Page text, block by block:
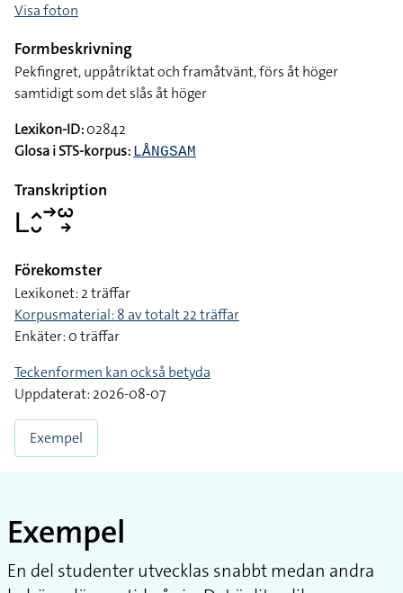
Visa foton
Formbeskrivning
Pekfingret, uppåtriktat och framåtvänt, förs åt höger
samtidigt som det slås åt höger
Lexikon-ID:02842
Glosa i STS-korpus: LÅNGSAM
Transkription
􌥈􌤵􌤷􌥣􌥱􌥽
Förekomster
Lexikonet: 2 träffar
Korpusmaterial: 8 av totalt 22 träffar
Enkäter: 0 träffar
Teckenformen kan också betyda
Uppdaterat: 2026-08-07
Exempel
Exempel
En del studenter utvecklas snabbt medan andra